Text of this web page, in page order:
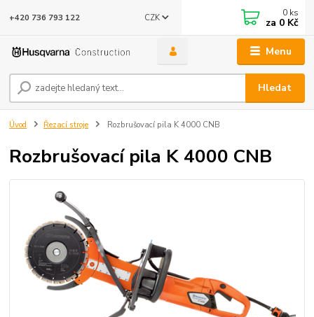
Menu
CZK
Hledat
+420 736 793 122 0 ks
za 0 Kč
Úvod Řezací stroje Rozbrušovací pila K 4000 CNB
Rozbrušovací pila K 4000 CNB